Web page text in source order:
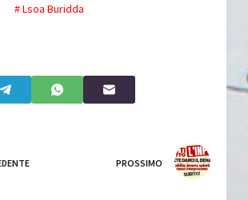
# Lsoa Buridda
PROSSIMO